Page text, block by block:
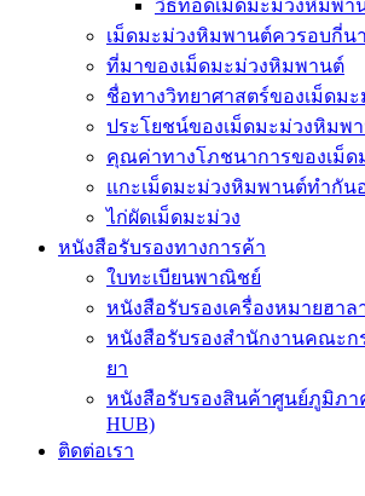
วิธีทอดเม็ดมะม่วงหิมพา
เม็ดมะม่วงหิมพานต์ควรอบกี่น
ที่มาของเม็ดมะม่วงหิมพานต์
ชื่อทางวิทยาศาสตร์ของเม็ดม
ประโยชน์ของเม็ดมะม่วงหิมพ
คุณค่าทางโภชนาการของเม็
แกะเม็ดมะม่วงหิมพานต์ทำกัน
ไก่ผัดเม็ดมะม่วง
หนังสือรับรองทางการค้า
ใบทะเบียนพาณิชย์
หนังสือรับรองเครื่องหมายฮาล
หนังสือรับรองสำนักงานคณะก
ยา
หนังสือรับรองสินค้าศูนย์ภูมิภา
HUB)
ติดต่อเรา